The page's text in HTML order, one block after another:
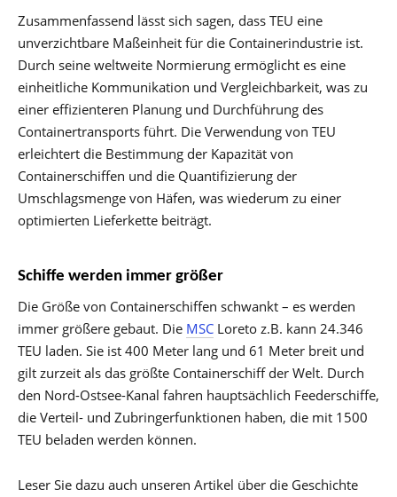
Zusammenfassend lässt sich sagen, dass TEU eine
unverzichtbare Maßeinheit für die Containerindustrie ist.
Durch seine weltweite Normierung ermöglicht es eine
einheitliche Kommunikation und Vergleichbarkeit, was zu
einer effizienteren Planung und Durchführung des
Containertransports führt. Die Verwendung von TEU
erleichtert die Bestimmung der Kapazität von
Containerschiffen und die Quantifizierung der
Umschlagsmenge von Häfen, was wiederum zu einer
optimierten Lieferkette beiträgt.
Schiffe werden immer größer
Die Größe von Containerschiffen schwankt – es werden
immer größere gebaut. Die MSC Loreto z.B. kann 24.346
TEU laden. Sie ist 400 Meter lang und 61 Meter breit und
gilt zurzeit als das größte Containerschiff der Welt. Durch
den Nord-Ostsee-Kanal fahren hauptsächlich Feederschiffe,
die Verteil- und Zubringerfunktionen haben, die mit 1500
TEU beladen werden können.
Leser Sie dazu auch unseren Artikel über die Geschichte